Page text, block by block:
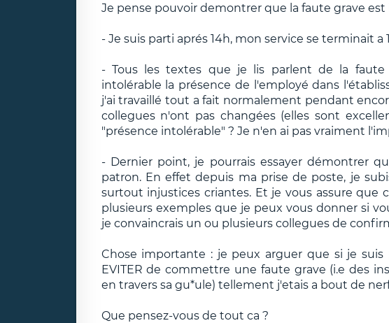
Je pense pouvoir demontrer que la faute grave est
- Je suis parti aprés 14h, mon service se terminait a
- Tous les textes que je lis parlent de la
intolérable la présence de l'employé dans
j'ai travaillé tout a fait normalement pendant
collegues n'ont pas changées (elles sont
"présence intolérable" ? Je n'en ai pas vraiment
- Dernier point, je pourrais essayer démontrer
patron. En effet depuis ma prise de poste, je
surtout injustices criantes. Et je vous assure que
plusieurs exemples que je peux vous donner si
je convaincrais un ou plusieurs collegues de
Chose importante : je peux arguer que si je
EVITER de commettre une faute grave (i.e des
en travers sa gu*ule) tellement j'etais a bout de
Que pensez-vous de tout ca ?